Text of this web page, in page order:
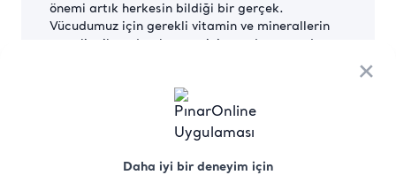
×
Daha iyi bir deneyim için
önemi artık herkesin bildiği bir gerçek.
Vücudumuz için gerekli vitamin ve minerallerin
yeterli miktarda alınması için maden suyu da
maden suyu koruma altında olan yer altı
sularından ve kaynaklarından elde edilen
çözünmüş katı madde içeriği en az 250 ppm
katmanlarından çıkan maden suyu, yeryüzüne